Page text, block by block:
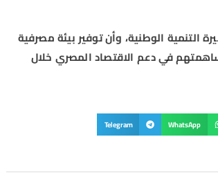
التنمية الوطنية، وأن توفير بيئة مصرفية
في دعم الاقتصاد المصري خلال
WhatsApp
Telegram